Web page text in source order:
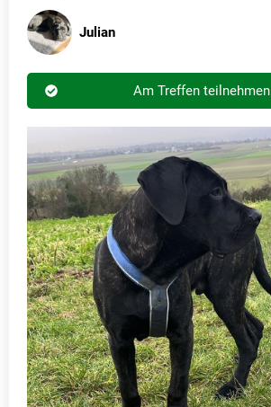
Julian
Am Treffen teilnehmen